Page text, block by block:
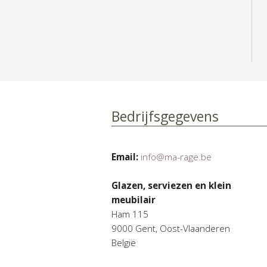
Bedrijfsgegevens
Email: info@ma-rage.be
Glazen, serviezen en klein
meubilair
Ham 115
9000 Gent, Oost-Vlaanderen
België